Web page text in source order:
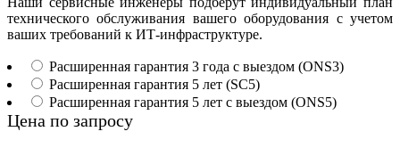
технического обслуживания вашего оборудования с учетом
ваших требований к ИТ-инфраструктуре.
Расширенная гарантия 3 года с выездом (ONS3)
Расширенная гарантия 5 лет (SC5)
Расширенная гарантия 5 лет с выездом (ONS5)
Цена по запросу